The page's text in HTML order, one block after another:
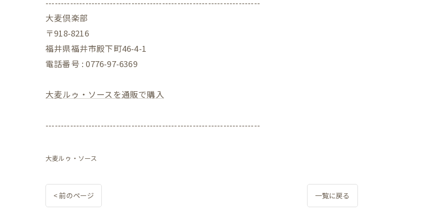
----------------------------------------------------------------------
大麦倶楽部
〒918-8216
福井県福井市殿下町46-4-1
電話番号 : 0776-97-6369
大麦ルゥ・ソースを通販で購入
----------------------------------------------------------------------
大麦ルゥ・ソース
< 前のページ 一覧に戻る